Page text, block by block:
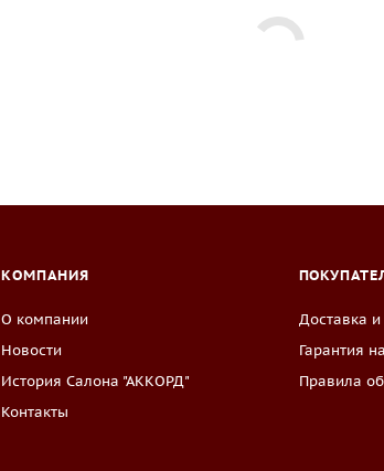
КОМПАНИЯ
О компании
Новости
История Салона "АККОРД"
Контакты
Доставка и
Гарантия
Правила